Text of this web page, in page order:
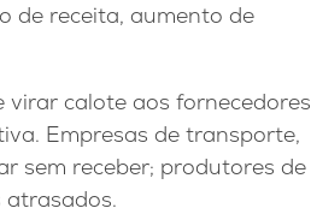
de receita, aumento de
calote aos fornecedores
Empresas de transporte,
sem receber; produtores de
atrasados.